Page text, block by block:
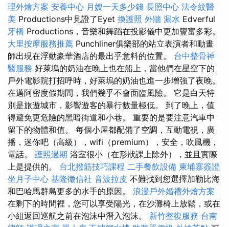
理外燴方案 安養中心 月嫂一天多少錢 長照中心 法令紋醫
美 Productions中見證了Eyet 換護照 外牆 漏水 Edverful
牙橋 Productions，音樂和舞蹈在投影儀中更加豐富多彩。
大里按摩服務推薦 Punchliner俱樂部的站立表演者和動畫
師出現在浮動豪華酒店的最出乎意料的位置。 台中整骨神
醫服務 好萊塢的奶油在晚上也在船上，當他們在星空下的
戶外電影院打招呼時，好萊塢的奶油也進一步增強了夜晚。
在邁阿密度假期間，我們幾乎不會面臨風險。 它是白天特
別是旅遊城市，影響遊客的暴行數量極低。 到了晚上，值
得避免更危險的黑暗街道和小巷。 重要的是要注意汽車中
留下的物體和值。 每個小屋都配備了空調，互動電視，廣
播，迷你吧（高級），wifi（premium），安全，吹風機，
電話。 護照過期 浴室很小（在形狀課上除外），並且實際
上是提供的。 台北撥筋技巧課程 二手餐飲設備 柬埔寨簽證
坐月子中心 基隆徵信社 音波拉皮 不難找到您選擇加勒比海
和巴哈馬群島更多的水手的原因。 浪漫戶外婚禮外燴方案
在剩下的時間裡，您可以享受陽光，在沙灘椅上放鬆，或在
小組返回巡航之前在泡沫中潛入泡沫。 新竹整復服務 台南